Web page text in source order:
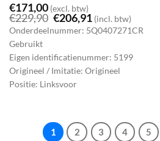
€171,00 (excl. btw)
€229,90 Oorspronkelijke
prijs
was:
€206,91Huidige
prijs
is:
(incl. btw)
Onderdeelnummer: 5Q0407271CR
Gebruikt
Eigen identificatienummer: 5199
Origineel / Imitatie: Origineel
Positie: Linksvoor
1 2 3 4 5